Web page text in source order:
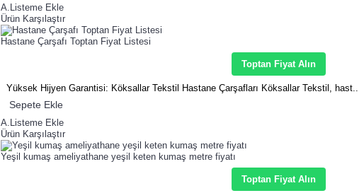
A.Listeme Ekle
Ürün Karşılaştır
Hastane Çarşafı Toptan Fiyat Listesi
Toptan Fiyat Alın
Yüksek Hijyen Garantisi: Köksallar Tekstil Hastane Çarşafları Köksallar Tekstil, hast..
Sepete Ekle
A.Listeme Ekle
Ürün Karşılaştır
Yeşil kumaş ameliyathane yeşil keten kumaş metre fiyatı
Toptan Fiyat Alın